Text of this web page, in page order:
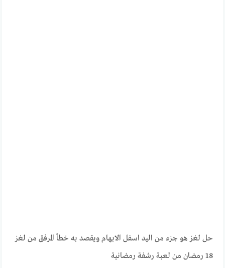
حل لغز هو جزء من اليد اسفل الابهام ويقصد به خطأ المرفق من لغز
18 رمضان من لعبة رشفة رمضانية